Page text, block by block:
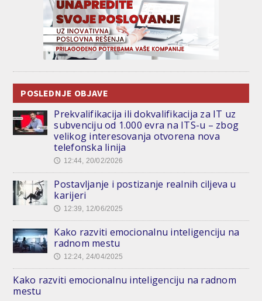
POSLEDNJE OBJAVE
Prekvalifikacija ili dokvalifikacija za IT uz
subvenciju od 1.000 evra na ITS-u – zbog
velikog interesovanja otvorena nova
telefonska linija
🕔 12:44, 20/02/2026
Postavljanje i postizanje realnih ciljeva u
karijeri
🕔 12:39, 12/06/2025
Kako razviti emocionalnu inteligenciju na
radnom mestu
🕔 12:24, 24/04/2025
Kako razviti emocionalnu inteligenciju na radnom
mestu